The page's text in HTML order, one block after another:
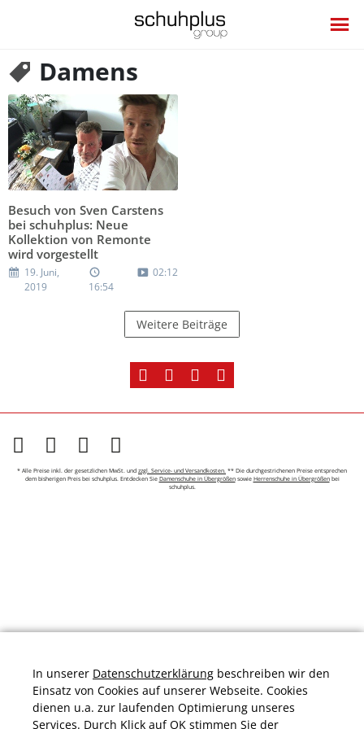
Damens
Besuch von Sven Carstens
bei schuhplus: Neue
Kollektion von Remonte
wird vorgestellt
19. Juni,
2019
16:54
02:12
Weitere Beiträge
* Alle Preise inkl. der gesetzlichen MwSt. und zzgl. Service- und Versandkosten. ** Die durchgestrichenen Preise entsprechen
dem bisherigen Preis bei schuhplus. Entdecken Sie Damenschuhe in Übergrößensowie Herrenschuhe in Übergrößenbei
schuhplus.
In unserer Datenschutzerklärung beschreiben wir den
Einsatz von Cookies auf unserer Webseite. Cookies
dienen u.a. zur laufenden Optimierung unseres
Services. Durch Klick auf OK stimmen Sie der